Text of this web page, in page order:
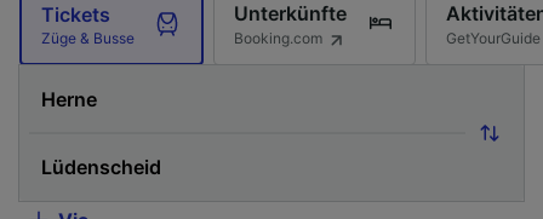
Tickets
Züge & Busse
Unterkünfte
Booking.com GetYourGuide